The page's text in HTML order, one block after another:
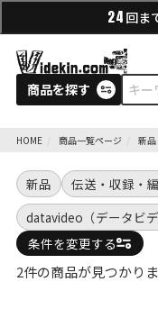
24 回ま
商品を探す
HOME 商品一覧ページ 新品
新品 伝送・収録・
datavideo（データビデ
条件を変更する
2件の商品が見つかり